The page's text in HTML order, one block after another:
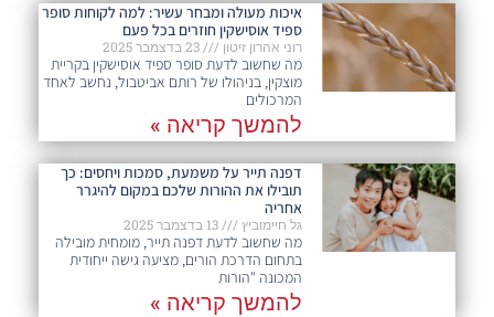
איכות מעולה ומבחר עשיר: למה לקוחות סופר
ספיד אוסישקין חוזרים בכל פעם​
רוני אהרון זיטון
מה שחשוב לדעת סופר ספיד אוסישקין בקריית
מוצקין, בניהולו של רותם אביטבול, נחשב לאחד
המרכולים
להמשך קריאה »
דפנה תייר על משמעת, סמכות ויחסים: כך
תובילו את ההורות שלכם במקום להיגרר
אחריה
גל חיימוביץ
מה שחשוב לדעת דפנה תייר, מומחית מובילה
בתחום הדרכת הורים, מציעה גישה ייחודית
המכונה "הורות
להמשך קריאה »